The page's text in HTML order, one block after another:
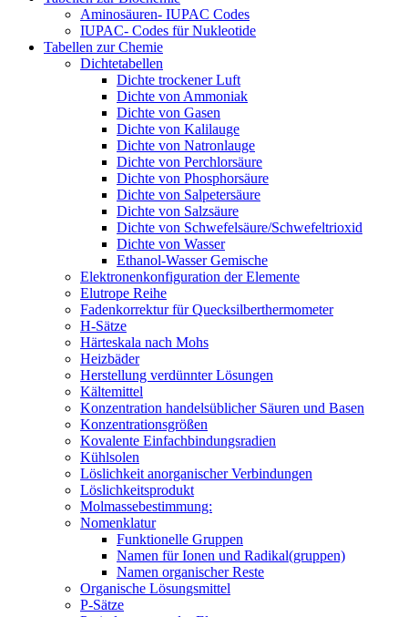
Aminosäuren- IUPAC Codes
IUPAC- Codes für Nukleotide
Tabellen zur Chemie
Dichtetabellen
Dichte trockener Luft
Dichte von Ammoniak
Dichte von Gasen
Dichte von Kalilauge
Dichte von Natronlauge
Dichte von Perchlorsäure
Dichte von Phosphorsäure
Dichte von Salpetersäure
Dichte von Salzsäure
Dichte von Schwefelsäure/Schwefeltrioxid
Dichte von Wasser
Ethanol-Wasser Gemische
Elektronenkonfiguration der Elemente
Elutrope Reihe
Fadenkorrektur für Quecksilberthermometer
H-Sätze
Härteskala nach Mohs
Heizbäder
Herstellung verdünnter Lösungen
Kältemittel
Konzentration handelsüblicher Säuren und Basen
Konzentrationsgrößen
Kovalente Einfachbindungsradien
Kühlsolen
Löslichkeit anorganischer Verbindungen
Löslichkeitsprodukt
Molmassebestimmung:
Nomenklatur
Funktionelle Gruppen
Namen für Ionen und Radikal(gruppen)
Namen organischer Reste
Organische Lösungsmittel
P-Sätze